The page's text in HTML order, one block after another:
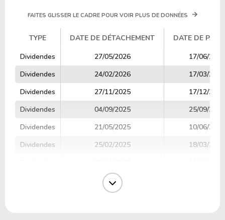
FAITES GLISSER LE CADRE POUR VOIR PLUS DE DONNÉES
TYPE DATE DE DÉTACHEMENT
DATE DE
TYPE
DATE DE DÉTACHEMENT DATE DE
Dividendes 27/05/2026
17/06/2026
Dividendes
24/02/2026
17/03/2026
Dividendes
27/11/2025
17/12/2025
Dividendes
04/09/2025
25/09/2025
Dividendes
21/05/2025
10/06/2025
Dividendes
25/02/2025
18/03/2025
05/09/2024